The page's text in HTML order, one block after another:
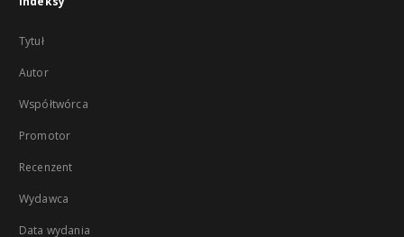
Tytuł
Autor
Współtwórca
Promotor
Recenzent
Wydawca
Data wydania